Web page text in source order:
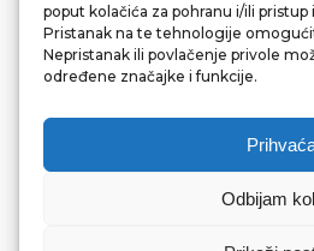
poput kolačića za pohranu i/ili
Pristanak na te tehnologije
Nepristanak ili povlačenje privole
određene značajke i funkcije.
Odbijam
REPUBLIKA
© 2022 Međimurska županija.